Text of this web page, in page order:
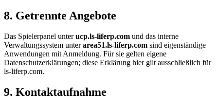
8. Getrennte Angebote
Das Spielerpanel unterucp.ls-liferp.com und das interne
Verwaltungssystem unterarea51.ls-liferp.com sind eigenständige
Anwendungen mit Anmeldung. Für sie gelten eigene
Datenschutzerklärungen; diese Erklärung hier gilt ausschließlich für
ls-liferp.com.
9. Kontaktaufnahme